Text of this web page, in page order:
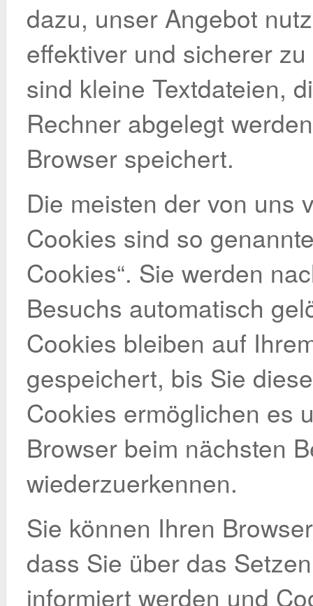
dazu, unser Angebot
effektiver und sicherer
sind kleine Textdateien,
Rechner abgelegt
Browser speichert.
Die meisten der von uns
Cookies sind so
Cookies“. Sie werden
Besuchs automatisch
Cookies bleiben auf
gespeichert, bis Sie
Cookies ermöglichen es
Browser beim nächsten
wiederzuerkennen.
Sie können Ihren
dass Sie über das
informiert werden und